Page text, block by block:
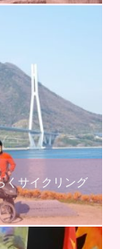
くサイクリング